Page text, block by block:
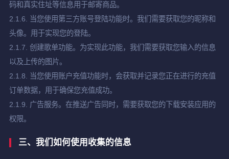
码和真实住址等信息用于邮寄商品。
2.1.6. 当您使用第三方账号登陆功能时。我们需要获取您的昵称和
头像。用于实现您的登陆。
2.1.7. 创建歌单功能。为实现此功能，我们需要获取您输入的信息
以及上传的图片。
2.1.8. 当您使用账户充值功能时，会获取并记录您正在进行的充值
订单数据，用于确保您充值成功。
2.1.9. 广告服务。在推送广告同时，需要获取您的下载安装应用的
权限。
三、我们如何使用收集的信息